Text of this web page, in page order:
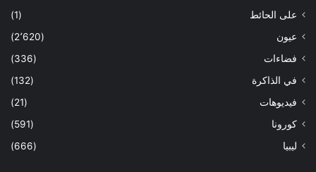
على الحائط
(1)
عيون
(2٬620)
فضاءات
(336)
في الذاكرة
(132)
فيديوهات
(21)
كورونا
(591)
ليبيا
(666)